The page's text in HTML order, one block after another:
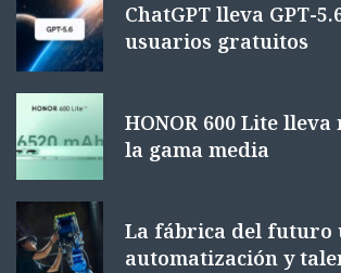
ChatGPT lleva GPT-
usuarios gratuitos
HONOR 600 Lite
la gama media
La fábrica del futuro
automatización y